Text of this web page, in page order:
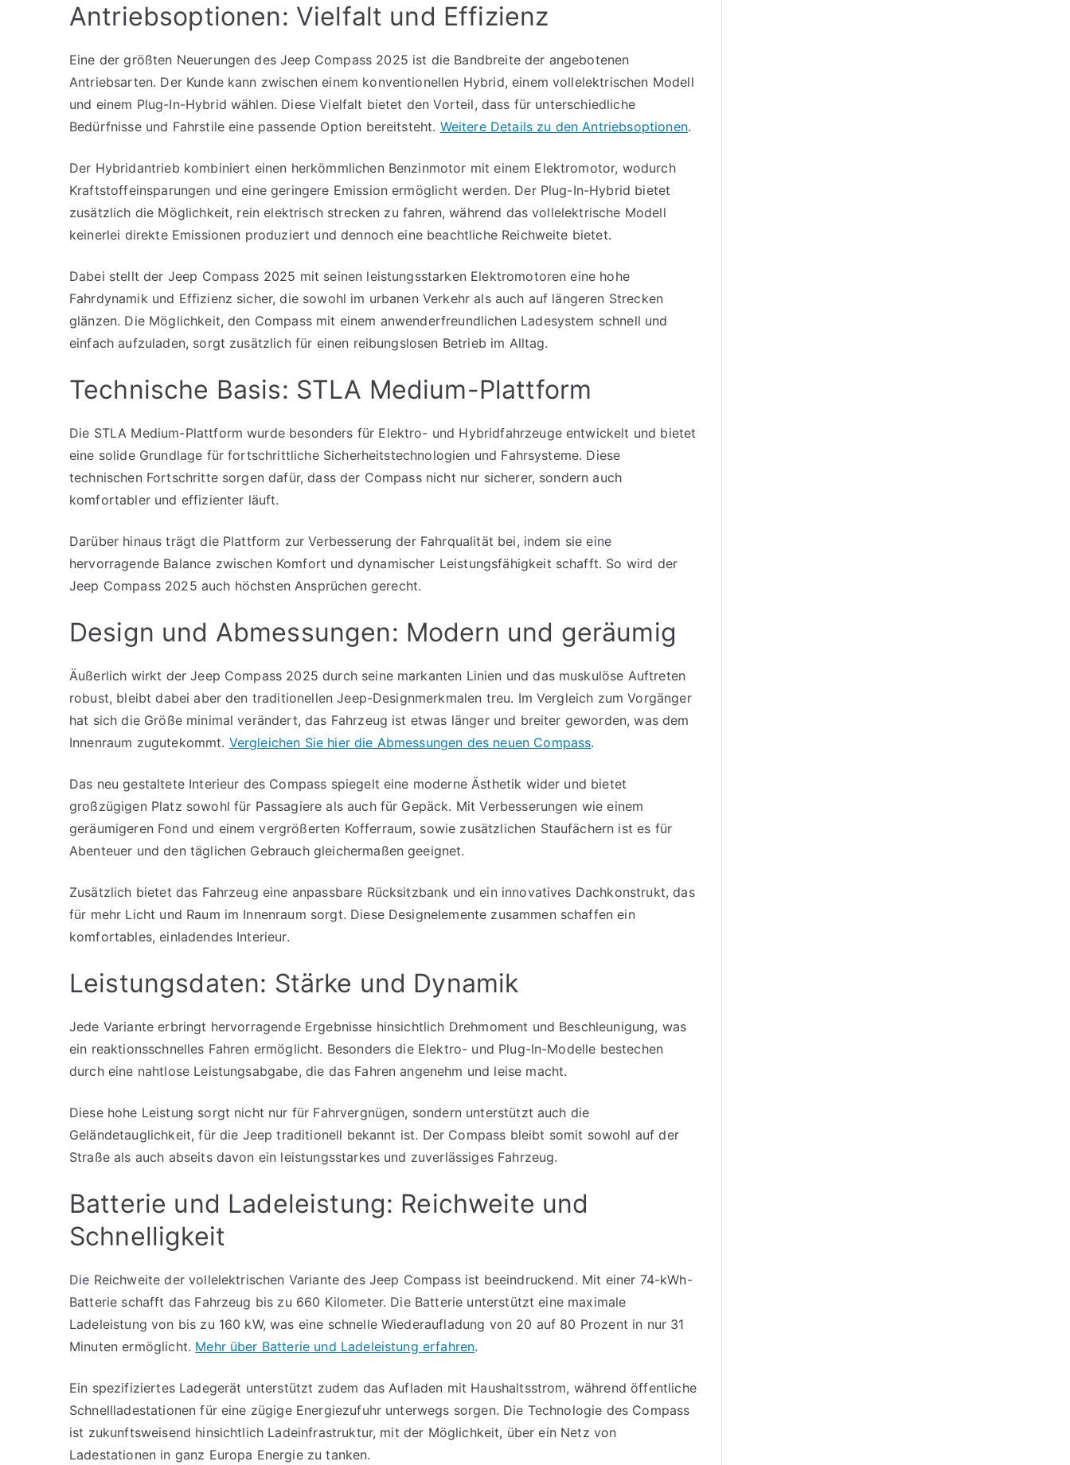
Antriebsoptionen: Vielfalt und Effizienz
Eine der größten Neuerungen des Jeep Compass 2025 ist die Bandbreite der angebotenen
Antriebsarten. Der Kunde kann zwischen einem konventionellen Hybrid, einem vollelektrischen Modell
und einem Plug-In-Hybrid wählen. Diese Vielfalt bietet den Vorteil, dass für unterschiedliche
Bedürfnisse und Fahrstile eine passende Option bereitsteht. Weitere Details zu den Antriebsoptionen.
Der Hybridantrieb kombiniert einen herkömmlichen Benzinmotor mit einem Elektromotor, wodurch
Kraftstoffeinsparungen und eine geringere Emission ermöglicht werden. Der Plug-In-Hybrid bietet
zusätzlich die Möglichkeit, rein elektrisch strecken zu fahren, während das vollelektrische Modell
keinerlei direkte Emissionen produziert und dennoch eine beachtliche Reichweite bietet.
Dabei stellt der Jeep Compass 2025 mit seinen leistungsstarken Elektromotoren eine hohe
Fahrdynamik und Effizienz sicher, die sowohl im urbanen Verkehr als auch auf längeren Strecken
glänzen. Die Möglichkeit, den Compass mit einem anwenderfreundlichen Ladesystem schnell und
einfach aufzuladen, sorgt zusätzlich für einen reibungslosen Betrieb im Alltag.
Technische Basis: STLA Medium-Plattform
Die STLA Medium-Plattform wurde besonders für Elektro- und Hybridfahrzeuge entwickelt und bietet
eine solide Grundlage für fortschrittliche Sicherheitstechnologien und Fahrsysteme. Diese
technischen Fortschritte sorgen dafür, dass der Compass nicht nur sicherer, sondern auch
komfortabler und effizienter läuft.
Darüber hinaus trägt die Plattform zur Verbesserung der Fahrqualität bei, indem sie eine
hervorragende Balance zwischen Komfort und dynamischer Leistungsfähigkeit schafft. So wird der
Jeep Compass 2025 auch höchsten Ansprüchen gerecht.
Design und Abmessungen: Modern und geräumig
Äußerlich wirkt der Jeep Compass 2025 durch seine markanten Linien und das muskulöse Auftreten
robust, bleibt dabei aber den traditionellen Jeep-Designmerkmalen treu. Im Vergleich zum Vorgänger
hat sich die Größe minimal verändert, das Fahrzeug ist etwas länger und breiter geworden, was dem
Innenraum zugutekommt. Vergleichen Sie hier die Abmessungen des neuen Compass.
Das neu gestaltete Interieur des Compass spiegelt eine moderne Ästhetik wider und bietet
großzügigen Platz sowohl für Passagiere als auch für Gepäck. Mit Verbesserungen wie einem
geräumigeren Fond und einem vergrößerten Kofferraum, sowie zusätzlichen Staufächern ist es für
Abenteuer und den täglichen Gebrauch gleichermaßen geeignet.
Zusätzlich bietet das Fahrzeug eine anpassbare Rücksitzbank und ein innovatives Dachkonstrukt, das
für mehr Licht und Raum im Innenraum sorgt. Diese Designelemente zusammen schaffen ein
komfortables, einladendes Interieur.
Leistungsdaten: Stärke und Dynamik
Jede Variante erbringt hervorragende Ergebnisse hinsichtlich Drehmoment und Beschleunigung, was
ein reaktionsschnelles Fahren ermöglicht. Besonders die Elektro- und Plug-In-Modelle bestechen
durch eine nahtlose Leistungsabgabe, die das Fahren angenehm und leise macht.
Diese hohe Leistung sorgt nicht nur für Fahrvergnügen, sondern unterstützt auch die
Geländetauglichkeit, für die Jeep traditionell bekannt ist. Der Compass bleibt somit sowohl auf der
Straße als auch abseits davon ein leistungsstarkes und zuverlässiges Fahrzeug.
Batterie und Ladeleistung: Reichweite und
Schnelligkeit
Die Reichweite der vollelektrischen Variante des Jeep Compass ist beeindruckend. Mit einer 74-kWh-
Batterie schafft das Fahrzeug bis zu 660 Kilometer. Die Batterie unterstützt eine maximale
Ladeleistung von bis zu 160 kW, was eine schnelle Wiederaufladung von 20 auf 80 Prozent in nur 31
Minuten ermöglicht. Mehr über Batterie und Ladeleistung erfahren.
Ein spezifiziertes Ladegerät unterstützt zudem das Aufladen mit Haushaltsstrom, während öffentliche
Schnellladestationen für eine zügige Energiezufuhr unterwegs sorgen. Die Technologie des Compass
ist zukunftsweisend hinsichtlich Ladeinfrastruktur, mit der Möglichkeit, über ein Netz von
Ladestationen in ganz Europa Energie zu tanken.